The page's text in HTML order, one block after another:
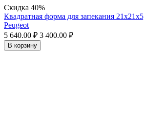
Скидка 40%
Квадратная форма для запекания
Peugeot
5 640.00 ₽ 3 400.00 ₽
В корзину